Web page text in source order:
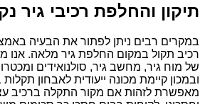
תיקון והחלפת רכיבי גיר
במקרים רבים ניתן לפתור את הבעיה
רכיב תקול במקום החלפת גיר מלאה. אנו
ובמכון קיימת מכונה ייעודית לאבחון
מאפשרת לזהות אם מקור התקלה ברכיב